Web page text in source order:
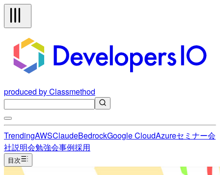
produced by Classmethod
TrendingAWSClaudeBedrockGoogle CloudAzureセミナー会
社説明会勉強会事例採用
目次